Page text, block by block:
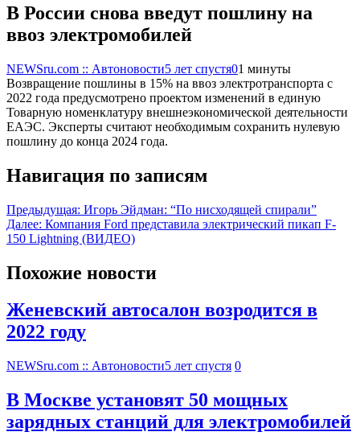
В России снова введут пошлину на
ввоз электромобилей
NEWSru.com :: Автоновости5 лет спустя01 минуты
Возвращение пошлины в 15% на ввоз электротранспорта с
2022 года предусмотрено проектом изменений в единую
Товарную номенклатуру внешнеэкономической деятельности
ЕАЭС. Эксперты считают необходимым сохранить нулевую
пошлину до конца 2024 года.
Навигация по записям
Предыдущая: Игорь Эйдман: “По нисходящей спирали”
Далее: Компания Ford представила электрический пикап F-
150 Lightning (ВИДЕО)
Похожие новости
Женевский автосалон возродится в
2022 году
NEWSru.com :: Автоновости5 лет спустя 0
В Москве установят 50 мощных
зарядных станций для электромобилей